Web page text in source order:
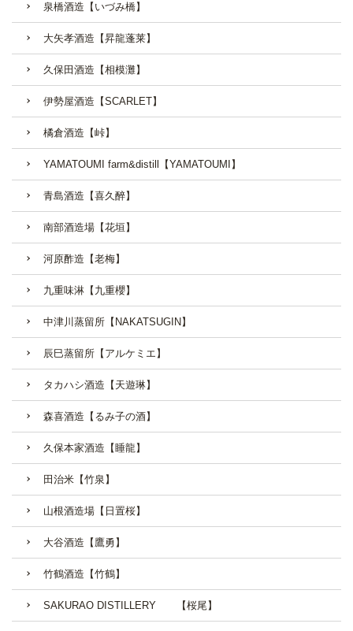
泉橋酒造【いづみ橋】
大矢孝酒造【昇龍蓬莱】
久保田酒造【相模灘】
伊勢屋酒造【SCARLET】
橘倉酒造【峠】
YAMATOUMI farm&distill【YAMATOUMI】
青島酒造【喜久醉】
南部酒造場【花垣】
河原酢造【老梅】
九重味淋【九重櫻】
中津川蒸留所【NAKATSUGIN】
辰巳蒸留所【アルケミエ】
タカハシ酒造【天遊琳】
森喜酒造【るみ子の酒】
久保本家酒造【睡龍】
田治米【竹泉】
山根酒造場【日置桜】
大谷酒造【鷹勇】
竹鶴酒造【竹鶴】
SAKURAO DISTILLERY 【桜尾】